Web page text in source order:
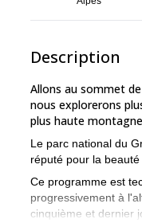
Description
Allons au sommet
nous explorerons
plus haute
Le parc national du
réputé pour la
Ce programme est
progressivement à
cinquième et dernier